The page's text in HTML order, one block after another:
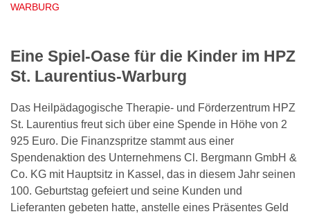
WARBURG
Eine Spiel-Oase für die Kinder im HPZ
St. Laurentius-Warburg
Das Heilpädagogische Therapie- und Förderzentrum HPZ
St. Laurentius freut sich über eine Spende in Höhe von 2
925 Euro. Die Finanzspritze stammt aus einer
Spendenaktion des Unternehmens Cl. Bergmann GmbH &
Co. KG mit Hauptsitz in Kassel, das in diesem Jahr seinen
100. Geburtstag gefeiert und seine Kunden und
Lieferanten gebeten hatte, anstelle eines Präsentes Geld